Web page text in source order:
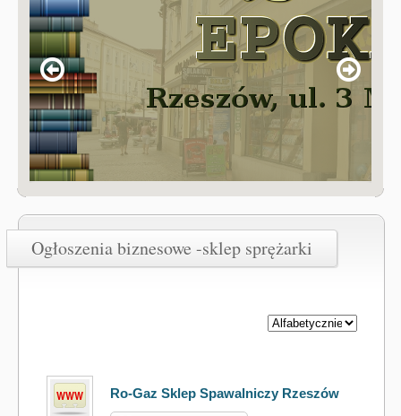
Ogłoszenia biznesowe -sklep sprężarki
Ro-Gaz Sklep Spawalniczy Rzeszów